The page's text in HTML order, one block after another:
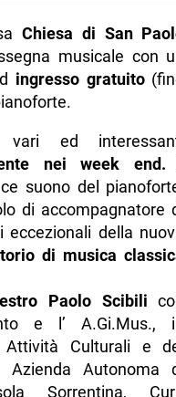
Chiesa di San
musicale con
ingresso gratuito
vari ed
nei week end.
suono del
di accompagnatore
della
di musica
Paolo Scibili
e l’ A.Gi.Mus.,
Culturali e
Azienda Autonoma
Sorrentina,